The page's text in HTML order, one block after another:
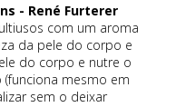
- René Furterer
com um aroma
da pele do corpo e
do corpo e nutre o
mesmo em
sem o deixar